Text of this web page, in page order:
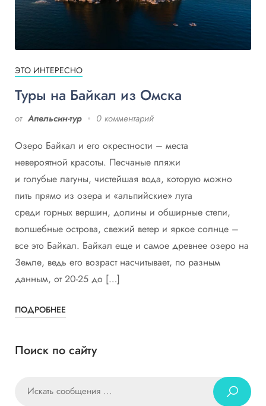
ЭТО ИНТЕРЕСНО
Туры на Байкал из Омска
от Апельсин-тур 0 комментарий
Озеро Байкал и его окрестности – места
невероятной красоты. Песчаные пляжи
и голубые лагуны, чистейшая вода, которую можно
пить прямо из озера и «альпийские» луга
среди горных вершин, долины и обширные степи,
волшебные острова, свежий ветер и яркое солнце –
все это Байкал. Байкал еще и самое древнее озеро на
Земле, ведь его возраст насчитывает, по разным
данным, от 20-25 до […]
ПОДРОБНЕЕ
Поиск по сайту